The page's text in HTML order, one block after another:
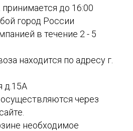
до 16:00
город России
в течение 2 - 5
находится по адресу г.
д.15А
осуществляются через
необходимое